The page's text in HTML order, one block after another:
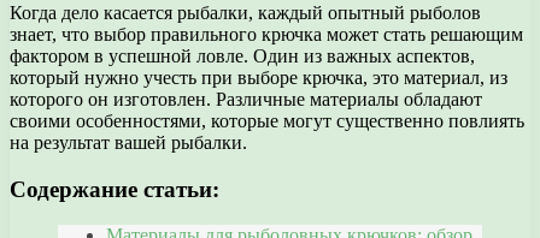
Когда дело касается рыбалки, каждый опытный рыболов
знает, что выбор правильного крючка может стать решающим
фактором в успешной ловле. Один из важных аспектов,
который нужно учесть при выборе крючка, это материал, из
которого он изготовлен. Различные материалы обладают
своими особенностями, которые могут существенно повлиять
на результат вашей рыбалки.
Содержание статьи: